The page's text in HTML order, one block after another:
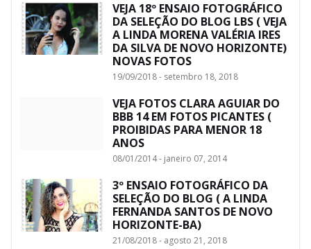
VEJA 18º ENSAIO FOTOGRÁFICO
DA SELEÇÃO DO BLOG LBS ( VEJA
A LINDA MORENA VALÉRIA IRES
DA SILVA DE NOVO HORIZONTE)
NOVAS FOTOS
19/09/2018 - setembro 18, 2018
VEJA FOTOS CLARA AGUIAR DO
BBB 14 EM FOTOS PICANTES (
PROIBIDAS PARA MENOR 18
ANOS
08/01/2014 - janeiro 07, 2014
3º ENSAIO FOTOGRÁFICO DA
SELEÇÃO DO BLOG ( A LINDA
FERNANDA SANTOS DE NOVO
HORIZONTE-BA)
21/08/2018 - agosto 21, 2018